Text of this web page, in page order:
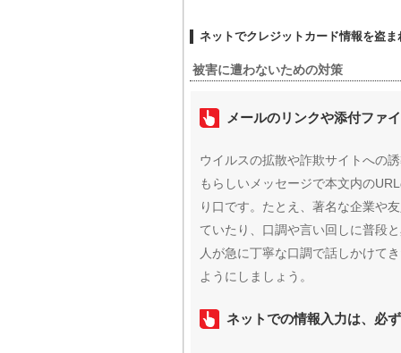
ネットでクレジットカード情報を盗
被害に遭わないための対策
メールのリンクや添付ファ
ウイルスの拡散や詐欺サイトへの
もらしいメッセージで本文内の
り口です。たとえ、著名な企業や
ていたり、口調や言い回しに普段
人が急に丁寧な口調で話しかけて
ようにしましょう。
ネットでの情報入力は、必